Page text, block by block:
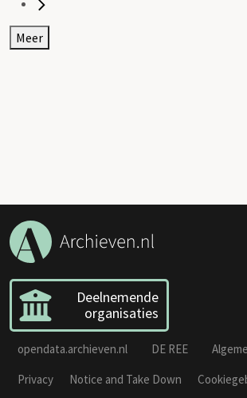
Meer
Deelnemende
organisaties
opendata.archieven.nl DE REE
Privacy
Notice and Take Down